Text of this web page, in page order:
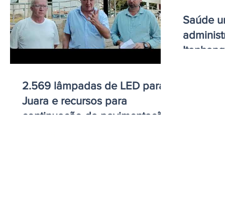
2.569 lâmpadas de LED para
Juara e recursos para
continuação da pavimentação
Saúde